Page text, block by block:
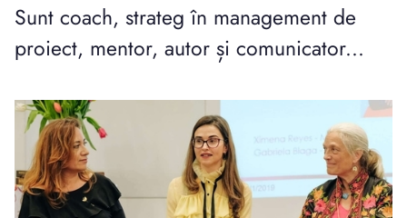
Sunt coach, strateg în management de
proiect, mentor, autor și comunicator...